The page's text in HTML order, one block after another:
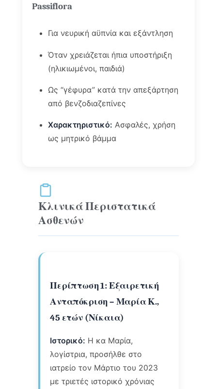
Passiflora
Για νευρική αϋπνία και εξάντληση
Όταν χρειάζεται ήπια υποστήριξη
(ηλικιωμένοι, παιδιά)
Ως “γέφυρα” κατά την απεξάρτηση
από βενζοδιαζεπίνες
Χαρακτηριστικό: Ασφαλές, χρήση
ως μητρικό βάμμα
Κλινικά Περιστατικά
Ασθενών
Περίπτωση 1: Εξαιρετική
Ανταπόκριση – Μαρία Κ.,
45 ετών (Νίκαια)
Ιστορικό: Η κα Μαρία,
λογίστρια, προσήλθε στο
ιατρείο τον Μάρτιο του 2023
με τριετές ιστορικό χρόνιας